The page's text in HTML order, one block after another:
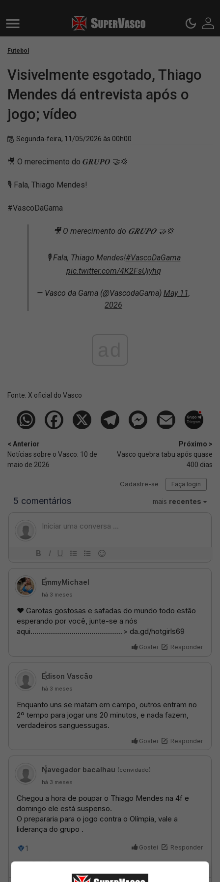
Futebol
Visivelmente esgotado, Thiago
Mendes dá entrevista após o
jogo; vídeo
Segunda-feira, 11/05/2026 às 00h00
🎥 O merecimento do 𝑮𝑹𝑼𝑷𝑶 🤝💢
🎙️ Fala, Thiago Mendes!
#VascoDaGama
🎥 O merecimento do 𝑮𝑹𝑼𝑷𝑶 🤝💢
🎙️ Fala, Thiago Mendes!#VascoDaGama
pic.twitter.com/4K2FsUjyhq
— Vasco da Gama (@VascodaGama) May 11,
2026
Fonte: X oficial do Vasco
< Anterior
Notícias sobre o Vasco: 10 de
maio de 2026
Próximo >
Vasco quebra tabu após quase
400 dias